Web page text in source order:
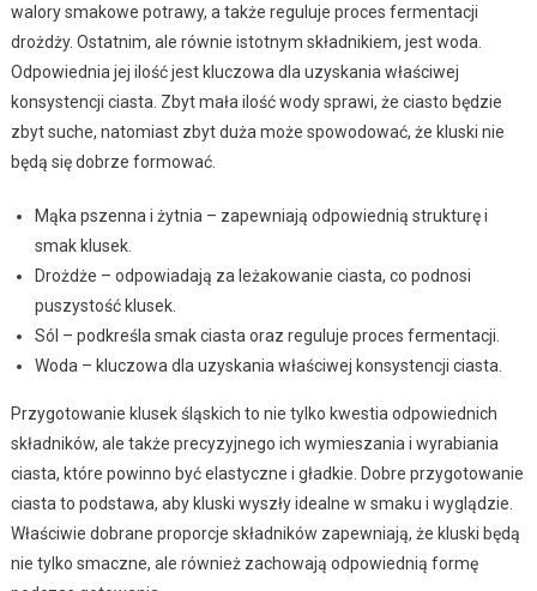
walory smakowe potrawy, a także reguluje proces fermentacji
drożdży. Ostatnim, ale równie istotnym składnikiem, jest woda.
Odpowiednia jej ilość jest kluczowa dla uzyskania właściwej
konsystencji ciasta. Zbyt mała ilość wody sprawi, że ciasto będzie
zbyt suche, natomiast zbyt duża może spowodować, że kluski nie
będą się dobrze formować.
Mąka pszenna i żytnia – zapewniają odpowiednią strukturę i
smak klusek.
Drożdże – odpowiadają za leżakowanie ciasta, co podnosi
puszystość klusek.
Sól – podkreśla smak ciasta oraz reguluje proces fermentacji.
Woda – kluczowa dla uzyskania właściwej konsystencji ciasta.
Przygotowanie klusek śląskich to nie tylko kwestia odpowiednich
składników, ale także precyzyjnego ich wymieszania i wyrabiania
ciasta, które powinno być elastyczne i gładkie. Dobre przygotowanie
ciasta to podstawa, aby kluski wyszły idealne w smaku i wyglądzie.
Właściwie dobrane proporcje składników zapewniają, że kluski będą
nie tylko smaczne, ale również zachowają odpowiednią formę